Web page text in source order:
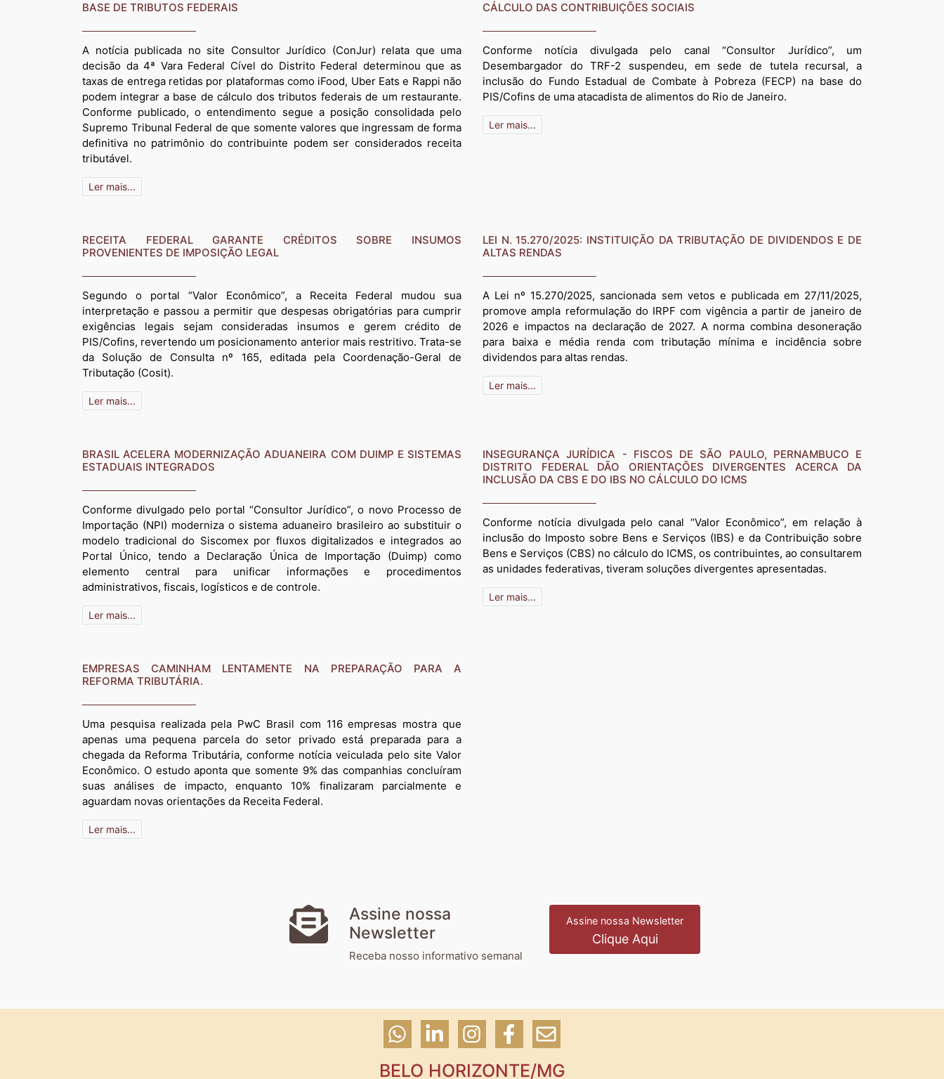
BASE DE TRIBUTOS FEDERAIS
A notícia publicada no site Consultor Jurídico (ConJur) relata que uma
decisão da 4ª Vara Federal Cível do Distrito Federal determinou que as
taxas de entrega retidas por plataformas como iFood, Uber Eats e Rappi não
podem integrar a base de cálculo dos tributos federais de um restaurante.
Conforme publicado, o entendimento segue a posição consolidada pelo
Supremo Tribunal Federal de que somente valores que ingressam de forma
definitiva no patrimônio do contribuinte podem ser considerados receita
tributável.
Ler mais...
CÁLCULO DAS CONTRIBUIÇÕES SOCIAIS
Conforme notícia divulgada pelo canal “Consultor Jurídico”, um
Desembargador do TRF-2 suspendeu, em sede de tutela recursal, a
inclusão do Fundo Estadual de Combate à Pobreza (FECP) na base do
PIS/Cofins de uma atacadista de alimentos do Rio de Janeiro.
Ler mais...
RECEITA FEDERAL GARANTE CRÉDITOS SOBRE INSUMOS
PROVENIENTES DE IMPOSIÇÃO LEGAL
Segundo o portal “Valor Econômico”, a Receita Federal mudou sua
interpretação e passou a permitir que despesas obrigatórias para cumprir
exigências legais sejam consideradas insumos e gerem crédito de
PIS/Cofins, revertendo um posicionamento anterior mais restritivo. Trata-se
da Solução de Consulta nº 165, editada pela Coordenação-Geral de
Tributação (Cosit).
Ler mais...
LEI N. 15.270/2025: INSTITUIÇÃO DA TRIBUTAÇÃO DE DIVIDENDOS E DE
ALTAS RENDAS
A Lei nº 15.270/2025, sancionada sem vetos e publicada em 27/11/2025,
promove ampla reformulação do IRPF com vigência a partir de janeiro de
2026 e impactos na declaração de 2027. A norma combina desoneração
para baixa e média renda com tributação mínima e incidência sobre
dividendos para altas rendas.
Ler mais...
BRASIL ACELERA MODERNIZAÇÃO ADUANEIRA COM DUIMP E SISTEMAS
ESTADUAIS INTEGRADOS
Conforme divulgado pelo portal “Consultor Jurídico”, o novo Processo de
Importação (NPI) moderniza o sistema aduaneiro brasileiro ao substituir o
modelo tradicional do Siscomex por fluxos digitalizados e integrados ao
Portal Único, tendo a Declaração Única de Importação (Duimp) como
elemento central para unificar informações e procedimentos
administrativos, fiscais, logísticos e de controle.
Ler mais...
INSEGURANÇA JURÍDICA - FISCOS DE SÃO PAULO, PERNAMBUCO E
DISTRITO FEDERAL DÃO ORIENTAÇÕES DIVERGENTES ACERCA DA
INCLUSÃO DA CBS E DO IBS NO CÁLCULO DO ICMS
Conforme notícia divulgada pelo canal “Valor Econômico”, em relação à
inclusão do Imposto sobre Bens e Serviços (IBS) e da Contribuição sobre
Bens e Serviços (CBS) no cálculo do ICMS, os contribuintes, ao consultarem
as unidades federativas, tiveram soluções divergentes apresentadas.
Ler mais...
EMPRESAS CAMINHAM LENTAMENTE NA PREPARAÇÃO PARA A
REFORMA TRIBUTÁRIA.
Uma pesquisa realizada pela PwC Brasil com 116 empresas mostra que
apenas uma pequena parcela do setor privado está preparada para a
chegada da Reforma Tributária, conforme notícia veiculada pelo site Valor
Econômico. O estudo aponta que somente 9% das companhias concluíram
suas análises de impacto, enquanto 10% finalizaram parcialmente e
aguardam novas orientações da Receita Federal.
Ler mais...
Assine nossa
Newsletter
Receba nosso informativo semanal
Assine nossa Newsletter
Clique Aqui
BELO HORIZONTE/MG